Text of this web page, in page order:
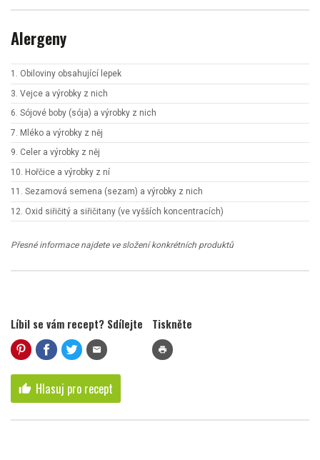
Alergeny
1. Obiloviny obsahující lepek
3. Vejce a výrobky z nich
6. Sójové boby (sója) a výrobky z nich
7. Mléko a výrobky z něj
9. Celer a výrobky z něj
10. Hořčice a výrobky z ní
11. Sezamová semena (sezam) a výrobky z nich
12. Oxid siřičitý a siřičitany (ve vyšších koncentracích)
Přesné informace najdete ve složení konkrétních produktů
Líbil se vám recept? Sdílejte
mail
Tiskněte
print
thumb_up Hlasuj pro recept